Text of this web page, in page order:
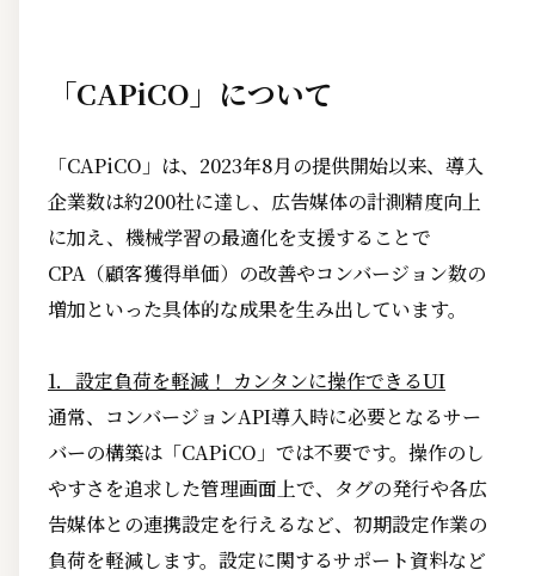
「CAPiCO」について
「CAPiCO」は、2023年8月の提供開始以来、導入
企業数は約200社に達し、広告媒体の計測精度向上
に加え、機械学習の最適化を支援することで
CPA（顧客獲得単価）の改善やコンバージョン数の
増加といった具体的な成果を生み出しています。
1．設定負荷を軽減！ カンタンに操作できるUI
通常、コンバージョンAPI導入時に必要となるサー
バーの構築は「CAPiCO」では不要です。操作のし
やすさを追求した管理画面上で、タグの発行や各広
告媒体との連携設定を行えるなど、初期設定作業の
負荷を軽減します。設定に関するサポート資料など